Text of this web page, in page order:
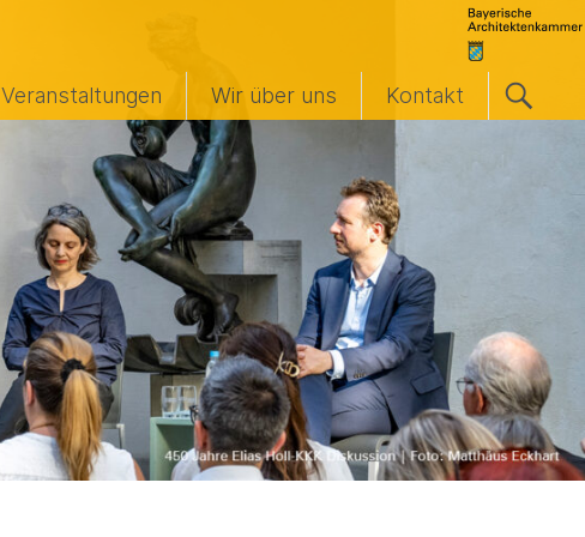
Veranstaltungen Wir über uns Kontakt